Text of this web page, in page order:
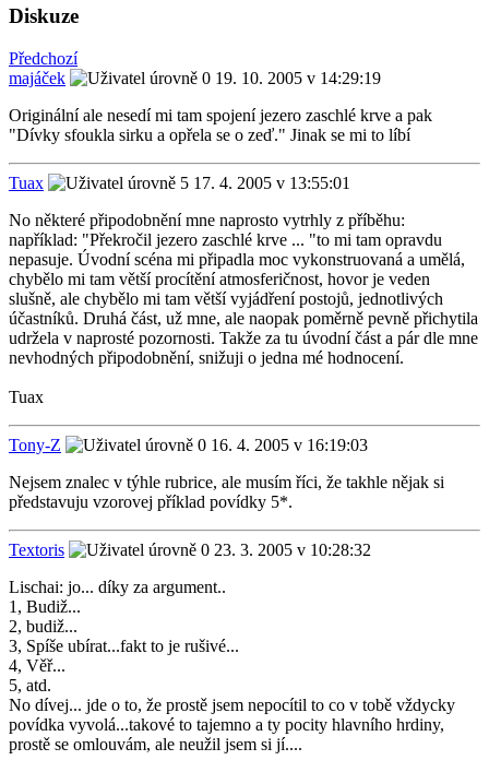
Diskuze
Předchozí
majáček
19. 10. 2005 v 14:29:19
Originální ale nesedí mi tam spojení jezero zaschlé krve a pak
"Dívky sfoukla sirku a opřela se o zeď." Jinak se mi to líbí
Tuax
17. 4. 2005 v 13:55:01
No některé připodobnění mne naprosto vytrhly z příběhu:
například: "Překročil jezero zaschlé krve ... "to mi tam opravdu
nepasuje. Úvodní scéna mi připadla moc vykonstruovaná a umělá,
chybělo mi tam větší procítění atmosferičnost, hovor je veden
slušně, ale chybělo mi tam větší vyjádření postojů, jednotlivých
účastníků. Druhá část, už mne, ale naopak poměrně pevně přichytila
udržela v naprosté pozornosti. Takže za tu úvodní část a pár dle mne
nevhodných připodobnění, snižuji o jedna mé hodnocení.
Tuax
Tony-Z
16. 4. 2005 v 16:19:03
Nejsem znalec v týhle rubrice, ale musím říci, že takhle nějak si
představuju vzorovej příklad povídky 5*.
Textoris
23. 3. 2005 v 10:28:32
Lischai: jo... díky za argument..
1, Budiž...
2, budiž...
3, Spíše ubírat...fakt to je rušivé...
4, Věř...
5, atd.
No dívej... jde o to, že prostě jsem nepocítil to co v tobě vždycky
povídka vyvolá...takové to tajemno a ty pocity hlavního hrdiny,
prostě se omlouvám, ale neužil jsem si jí....